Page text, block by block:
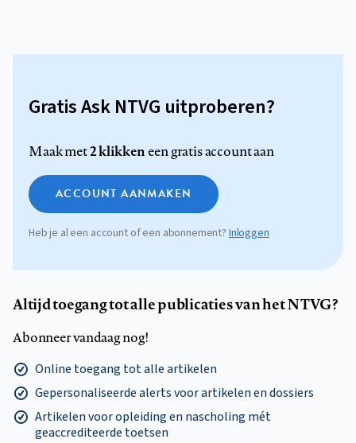
Gratis Ask NTVG uitproberen?
Maak met2 klikkeneen gratis account aan
ACCOUNT AANMAKEN
Heb je al een account of een abonnement?Inloggen
Altijd toegang tot alle publicaties van het NTVG?
Abonneer vandaag nog!
Online toegang tot alle artikelen
Gepersonaliseerde alerts voor artikelen en dossiers
Artikelen voor opleiding en nascholing mét
geaccrediteerde toetsen